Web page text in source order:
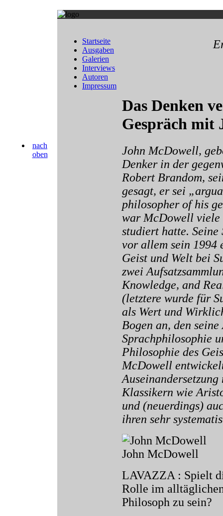
Startseite
Ausgaben
Galerien
Interviews
Autoren
Impressum
Das Denken
Gespräch mit
John McDowell,
Denker in der
Robert Brandom,
gesagt, er sei
philosopher of his
war McDowell viele
studiert hatte.
vor allem sein 1994
Geist und Welt bei
zwei
Knowledge, and
(letztere wurde für
als Wert und
Bogen an, den
Sprachphilosophie
Philosophie des
McDowell
Klassikern wie
und (neuerdings)
ihren sehr
John McDowell
LAVAZZA : Spielt
Rolle im
Philosoph zu sein?
nach
oben